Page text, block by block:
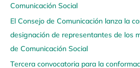
Comunicación Social
El Consejo de Comunicación lanza la
designación de representantes de los
de Comunicación Social
Tercera convocatoria para la
a
q
u
í